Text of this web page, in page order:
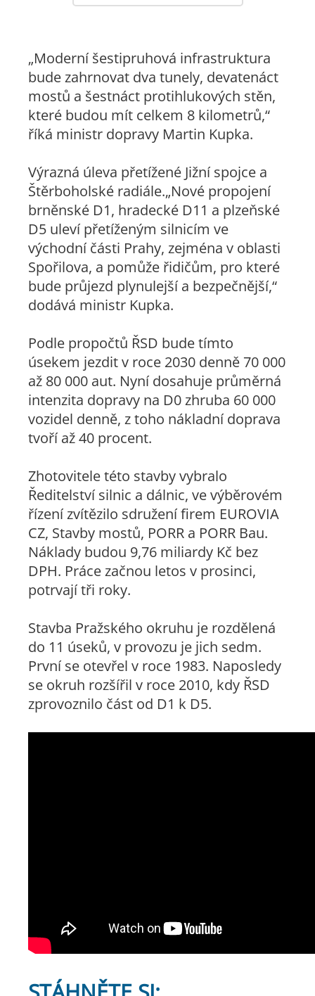
„Moderní šestipruhová infrastruktura
bude zahrnovat dva tunely, devatenáct
mostů a šestnáct protihlukových stěn,
které budou mít celkem 8 kilometrů,“
říká ministr dopravy Martin Kupka.
Výrazná úleva přetížené Jižní spojce a
Štěrboholské radiále.„Nové propojení
brněnské D1, hradecké D11 a plzeňské
D5 uleví přetíženým silnicím ve
východní části Prahy, zejména v oblasti
Spořilova, a pomůže řidičům, pro které
bude průjezd plynulejší a bezpečnější,“
dodává ministr Kupka.
Podle propočtů ŘSD bude tímto
úsekem jezdit v roce 2030 denně 70 000
až 80 000 aut. Nyní dosahuje průměrná
intenzita dopravy na D0 zhruba 60 000
vozidel denně, z toho nákladní doprava
tvoří až 40 procent.
Zhotovitele této stavby vybralo
Ředitelství silnic a dálnic, ve výběrovém
řízení zvítězilo sdružení firem EUROVIA
CZ, Stavby mostů, PORR a PORR Bau.
Náklady budou 9,76 miliardy Kč bez
DPH. Práce začnou letos v prosinci,
potrvají tři roky.
Stavba Pražského okruhu je rozdělená
do 11 úseků, v provozu je jich sedm.
První se otevřel v roce 1983. Naposledy
se okruh rozšířil v roce 2010, kdy ŘSD
zprovoznilo část od D1 k D5.